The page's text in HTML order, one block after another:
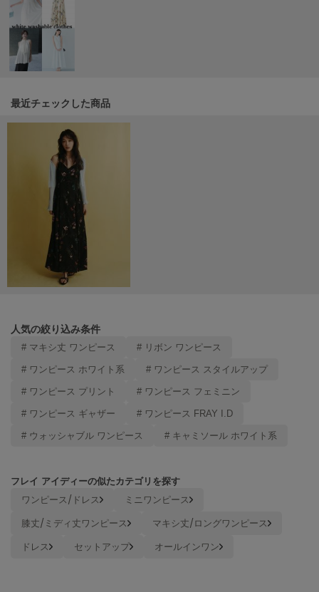
MOIGE
モワージュ
MUCHA
ミュシャ
NEW Balance
ニューバランス
On
Onitsuka Tiger
ORGUE
オルグ
オル
パトリック
最近チェックした商品
人気の絞り込み条件
# マキシ丈 ワンピース # リボン ワンピース
# ワンピース ホワイト系 # ワンピース スタイルアップ
# ワンピース プリント # ワンピース フェミニン
# ワンピース ギャザー # ワンピース FRAY I.D
# ウォッシャブル ワンピース # キャミソール ホワイト系
フレイ アイディーの似たカテゴリを探す
ワンピース/ドレス
ミニワンピース
膝丈/ミディ丈ワンピース
マキシ丈/ロングワンピース
ドレス
セットアップ オールインワン